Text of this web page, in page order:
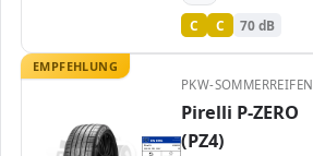
C C 70 dB
EMPFEHLUNG
ENERG
Pirelli
4188500
305/35 R21 109Y
C1
PKW-SOMMERREIFEN
Pirelli P-ZERO
(PZ4)